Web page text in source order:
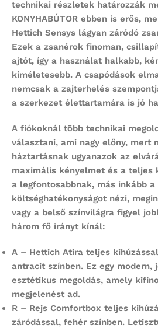
technikai részletek határozzák
KONYHABÚTOR ebben is erős,
Hettich Sensys lágyan záródó
Ezek a zsanérok finoman,
ajtót, így a használat halkabb,
kíméletesebb. A csapódások
nemcsak a zajterhelés
a szerkezet élettartamára is jó
A fiókoknál több technikai
választani, ami nagy előny, mert
háztartásnak ugyanazok az
maximális kényelmet és a teljes
a legfontosabbnak, más inkább a
költséghatékonyságot nézi,
vagy a belső színvilágra figyel
három fő irányt kínál:
A – Hettich Atira teljes
antracit színben. Ez egy modern,
esztétikus megoldás, amely
megjelenést ad.
R – Rejs Comfortbox teljes
záródással, fehér színben.